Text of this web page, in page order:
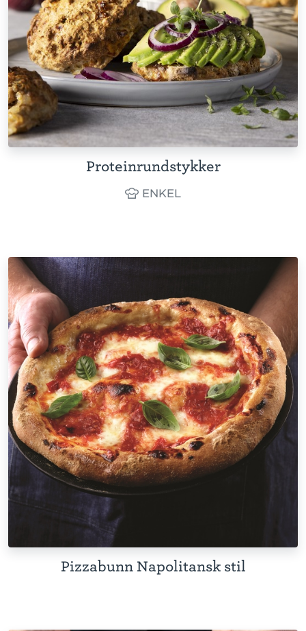
Proteinrundstykker
ENKEL
Pizzabunn Napolitansk stil